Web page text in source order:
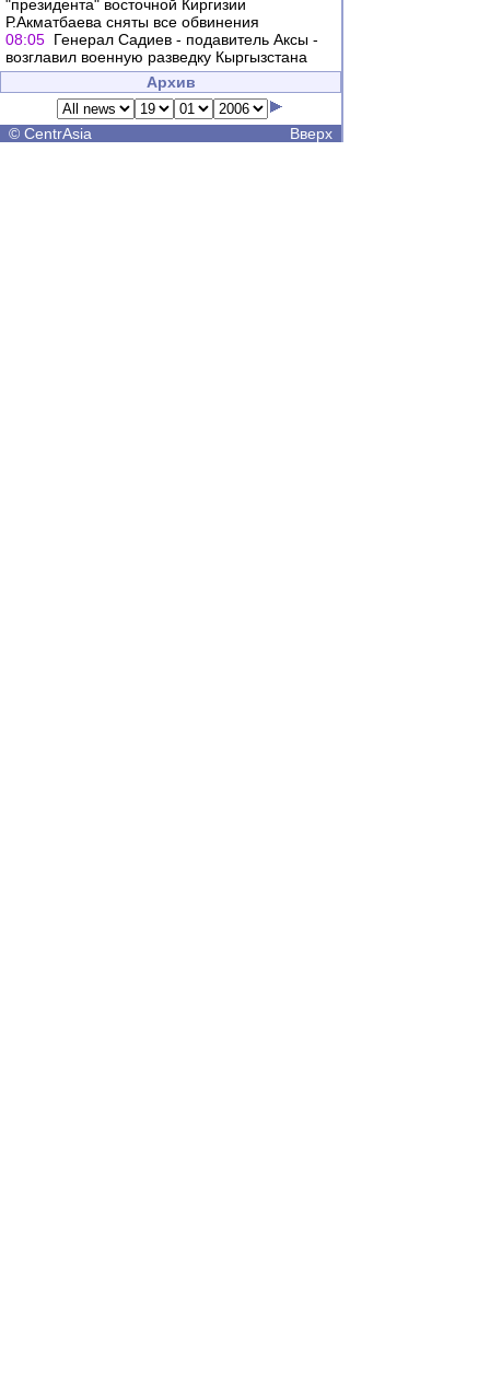
"президента" восточной Киргизии
Р.Акматбаева сняты все обвинения
08:05 Генерал Садиев - подавитель Аксы -
возглавил военную разведку Кыргызстана
Архив
© CentrAsia Вверх